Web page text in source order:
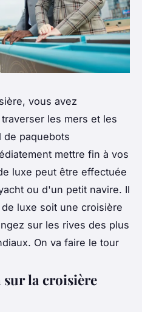
vous avez
les mers et les
de paquebots
mettre fin à vos
luxe peut être effectuée
ou d'un petit navire. Il
luxe soit une croisière
sur les rives des plus
On va faire le tour
la croisière